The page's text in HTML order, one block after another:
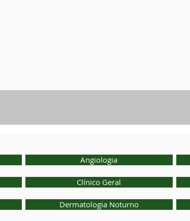
Angiologia
Clínico Geral
Dermatologia Noturno